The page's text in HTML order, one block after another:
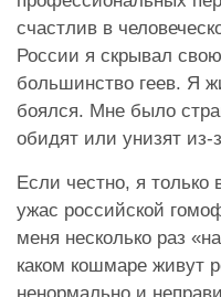
счастлив в
России я скрывал
большинство геев. Я
боялся. Мне было
обидят или унизят из-
Если честно, я только
ужас российской
меня несколько раз
каком кошмаре живут